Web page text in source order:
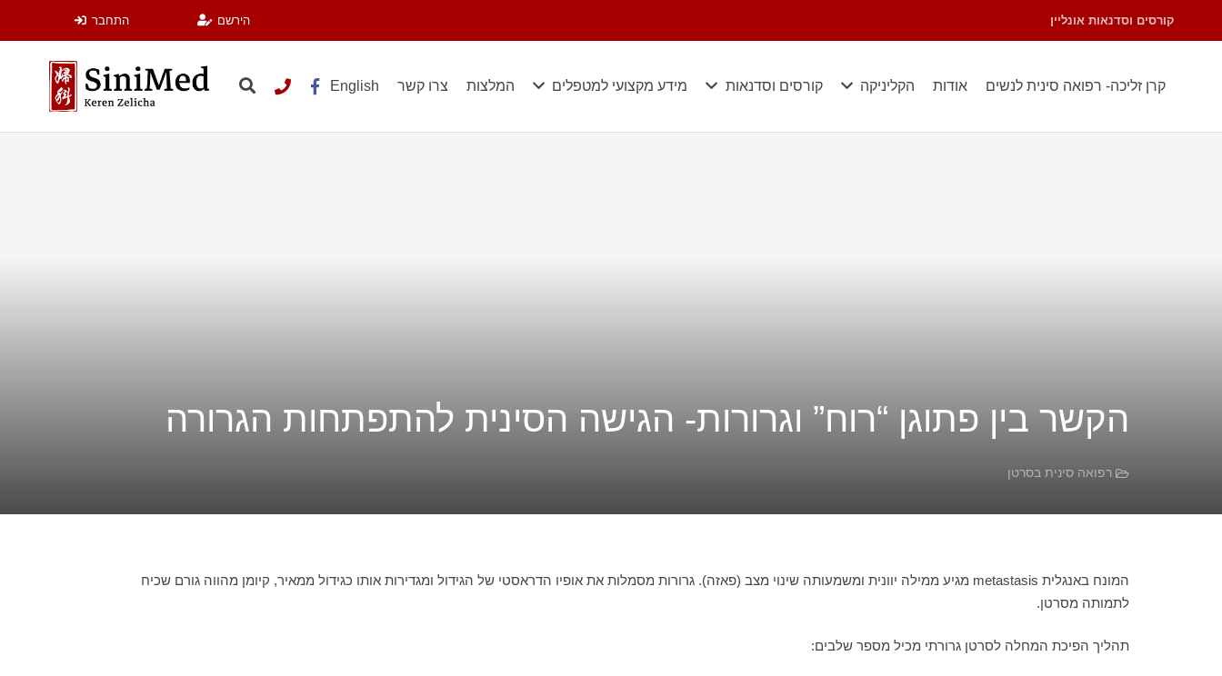
קורסים וסדנאות אונליין הירשם התחבר
קרן זליכה- רפואה סינית לנשים אודות הקליניקה קורסים וסדנאות מידע מקצועי למטפלים המלצות צרו קשר English
הקשר בין פתוגן “רוח” וגרורות- הגישה הסינית להתפתחות הגרורה
רפואה סינית בסרטן
המונח באנגלית metastasis מגיע ממילה יוונית ומשמעותה שינוי מצב (פאזה). גרורות מסמלות את אופיו הדראסטי של הגידול ומגדירות אותו כגידול ממאיר, קיומן מהווה גורם שכיח
לתמותה מסרטן.
תהליך הפיכת המחלה לסרטן גרורתי מכיל מספר שלבים: